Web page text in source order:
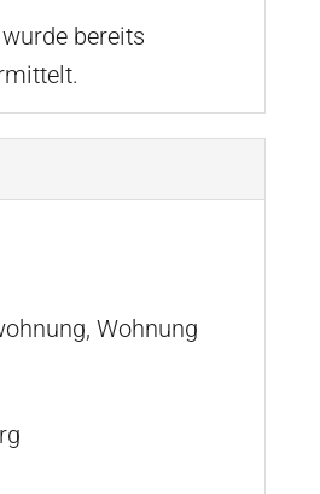
bereits
Wohnung